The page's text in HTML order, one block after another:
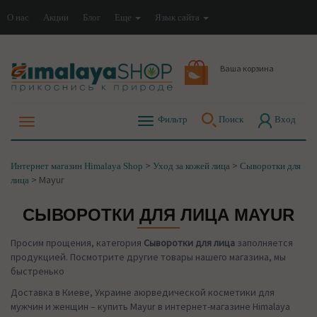
О нас Акции Блог Еще Язык сайта
Ваша корзина
Фильтр Поиск Вход
Интернет магазин Himalaya Shop > Уход за кожей лица > Сыворотки для
лица > Mayur
СЫВОРОТКИ ДЛЯ ЛИЦА MAYUR
Просим прощения, категория Сыворотки для лица заполняется
продукцией. Посмотрите другие товары нашего магазина, мы
быстренько
Доставка в Киеве, Украине аюрведической косметики для
мужчин и женщин – купить Mayur в интернет-магазине Himalaya